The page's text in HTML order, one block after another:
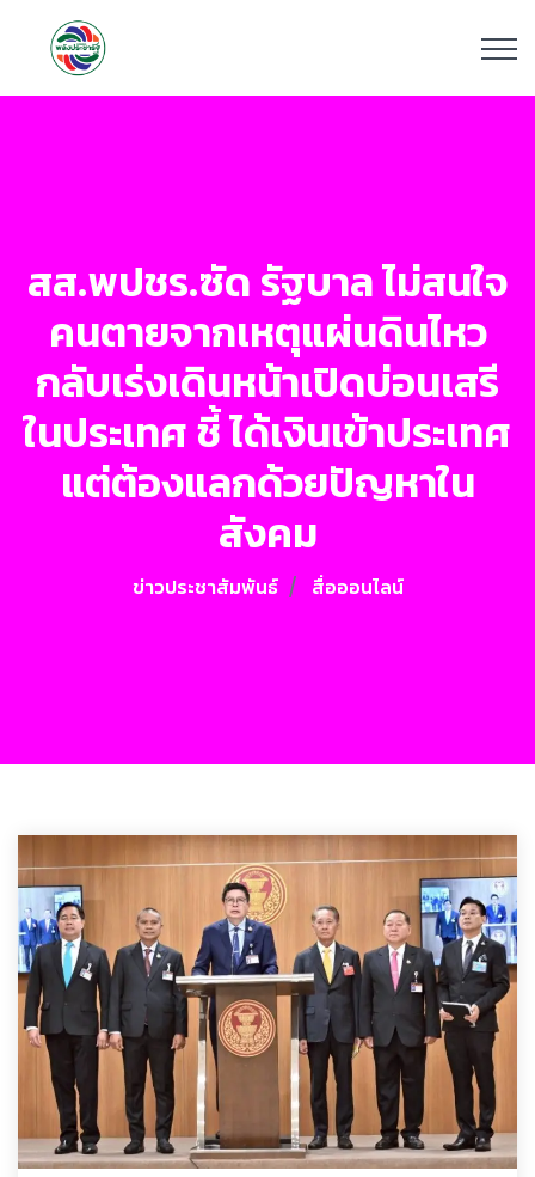
สส.พปชร.ซัด รัฐบาล ไม่สนใจ
คนตายจากเหตุแผ่นดินไหว
กลับเร่งเดินหน้าเปิดบ่อนเสรี
ในประเทศ ชี้ ได้เงินเข้าประเทศ
แต่ต้องแลกด้วยปัญหาใน
สังคม
ข่าวประชาสัมพันธ์ สื่อออนไลน์